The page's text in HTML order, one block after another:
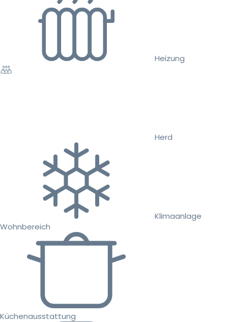
Heizung
Herd
Klimaanlage
Wohnbereich
Küchenausstattung